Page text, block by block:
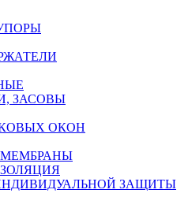
ЗАСОВЫ
ОКОН
ЗАЩИТЫ